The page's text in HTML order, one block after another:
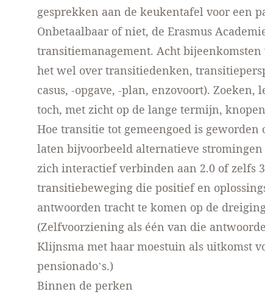
gesprekken aan de keukentafel voor een
Onbetaalbaar of niet, de Erasmus
transitiemanagement. Acht bijeenkomsten
het wel over transitiedenken,
casus, -opgave, -plan, enzovoort).
toch, met zicht op de lange termijn,
Hoe transitie tot gemeengoed is
laten bijvoorbeeld alternatieve
zich interactief verbinden aan 2.0 of zelfs
transitiebeweging die positief en
antwoorden tracht te komen op de
(Zelfvoorziening als één van die
Klijnsma met haar moestuin als uitkomst
pensionado’s.)
Binnen de perken